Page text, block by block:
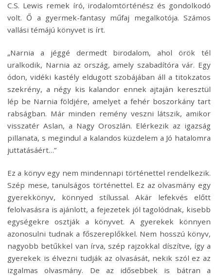
C.S. Lewis remek író, irodalomtörténész és gondolkodó
volt. Ő a gyermek-fantasy műfaj megalkotója. Számos
vallási témájú könyvet is írt.
„Narnia a jéggé dermedt birodalom, ahol örök tél
uralkodik, Narnia az ország, amely szabadítóra vár. Egy
ódon, vidéki kastély eldugott szobájában áll a titokzatos
szekrény, a négy kis kalandor ennek ajtaján keresztül
lép be Narnia földjére, amelyet a fehér boszorkány tart
rabságban. Már minden remény veszni látszik, amikor
visszatér Aslan, a Nagy Oroszlán. Elérkezik az igazság
pillanata, s megindul a kalandos küzdelem a Jó hatalomra
juttatásáért…”
Ez a könyv egy nem mindennapi történettel rendelkezik.
Szép mese, tanulságos történettel. Ez az olvasmány egy
gyerekkönyv, könnyed stílussal. Akár lefekvés előtt
felolvasásra is ajánlott, a fejezetek jól tagolódnak, kisebb
egységekre osztják a könyvet. A gyerekek könnyen
azonosulni tudnak a főszereplőkkel. Nem hosszú könyv,
nagyobb betűkkel van írva, szép rajzokkal díszítve, így a
gyerekek is élvezni tudják az olvasását, nekik szól ez az
izgalmas olvasmány. De az idősebbek is bátran a